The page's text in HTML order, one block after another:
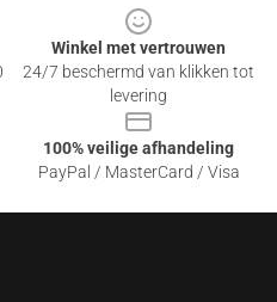
Winkel met vertrouwen
24/7 beschermd van klikken tot
levering
100% veilige afhandeling
PayPal / MasterCard / Visa